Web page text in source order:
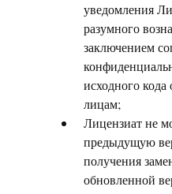
уведомления
разумного
заключением
исходного кода
лицам;
Лицензиат не
предыдущую
получения
обновленной